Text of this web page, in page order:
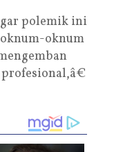
polemik ini
oknum